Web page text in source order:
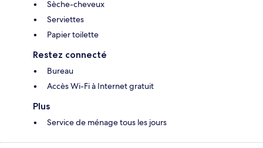
Sèche-cheveux
Serviettes
Papier toilette
Restez connecté
Bureau
Accès Wi-Fi à Internet gratuit
Plus
Service de ménage tous les jours